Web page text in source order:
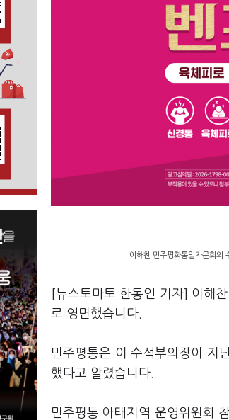
이해찬 민주평화통일자문회의
[뉴스토마토 한동인 기자] 이해
로 영면했습니다.
민주평통은 이 수석부의장이 지
했다고 알렸습니다.
민주평통 아태지역 운영위원회